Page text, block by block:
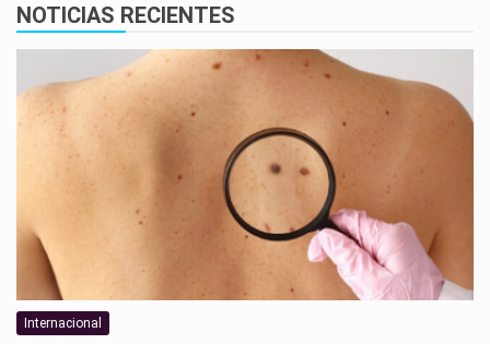
NOTICIAS RECIENTES
Internacional